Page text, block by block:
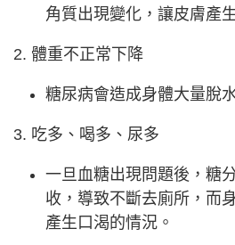
角質出現變化，讓皮膚產
2. 體重不正常下降
糖尿病會造成身體大量脫
3. 吃多、喝多、尿多
一旦血糖出現問題後，糖
收，導致不斷去廁所，而
產生口渴的情況。